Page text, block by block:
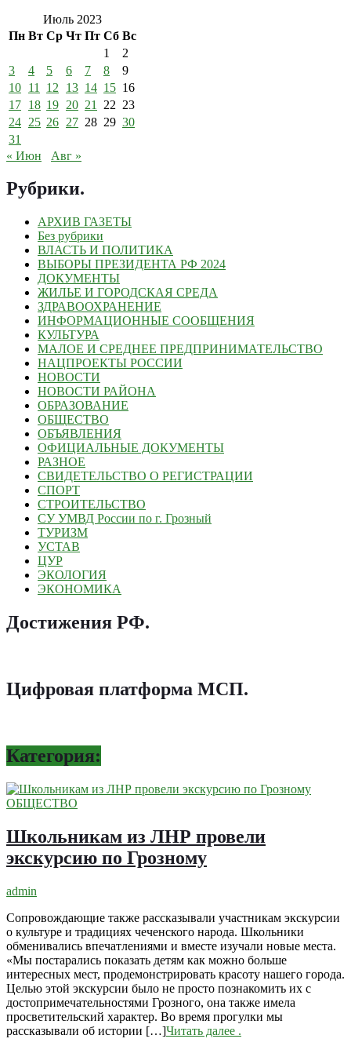
Июль 2023
Пн Вт Ср Чт Пт Сб Вс
1
2
3
4 5 6 7 8
9
10 11 12 13 14 15 16
17 18 19 20 21 22 23
24 25 26 27 28 29 30
31
« Июн
Авг »
Рубрики.
АРХИВ ГАЗЕТЫ
Без рубрики
ВЛАСТЬ И ПОЛИТИКА
ВЫБОРЫ ПРЕЗИДЕНТА РФ 2024
ДОКУМЕНТЫ
ЖИЛЬЕ И ГОРОДСКАЯ СРЕДА
ЗДРАВООХРАНЕНИЕ
ИНФОРМАЦИОННЫЕ СООБЩЕНИЯ
КУЛЬТУРА
МАЛОЕ И СРЕДНЕЕ ПРЕДПРИНИМАТЕЛЬСТВО
НАЦПРОЕКТЫ РОССИИ
НОВОСТИ
НОВОСТИ РАЙОНА
ОБРАЗОВАНИЕ
ОБЩЕСТВО
ОБЪЯВЛЕНИЯ
ОФИЦИАЛЬНЫЕ ДОКУМЕНТЫ
РАЗНОЕ
СВИДЕТЕЛЬСТВО О РЕГИСТРАЦИИ
СПОРТ
СТРОИТЕЛЬСТВО
СУ УМВД России по г. Грозный
ТУРИЗМ
УСТАВ
ЦУР
ЭКОЛОГИЯ
ЭКОНОМИКА
Достижения РФ.
Цифровая платформа МСП.
Категория:
ОБЩЕСТВО
Школьникам из ЛНР провели
экскурсию по Грозному
admin
Сопровождающие также рассказывали участникам экскурсии
о культуре и традициях чеченского народа. Школьники
обменивались впечатлениями и вместе изучали новые места.
«Мы постарались показать детям как можно больше
интересных мест, продемонстрировать красоту нашего города.
Целью этой экскурсии было не просто познакомить их с
достопримечательностями Грозного, она также имела
просветительский характер. Во время прогулки мы
рассказывали об истории […]Читать далее .